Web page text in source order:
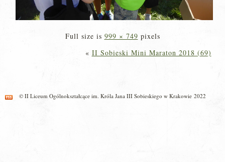
Full size is 999 × 749 pixels
« II Sobieski Mini Maraton 2018 (69)
© II Liceum Ogólnokształcące im. Króla Jana III Sobieskiego w Krakowie 2022